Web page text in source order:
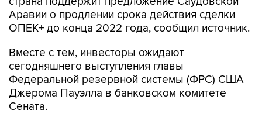
Аравии о продлении срока действия сделки
ОПЕК+ до конца 2022 года, сообщил источник.
Вместе с тем, инвесторы ожидают
сегодняшнего выступления главы
Федеральной резервной системы (ФРС) США
Джерома Пауэлла в банковском комитете
Сената.